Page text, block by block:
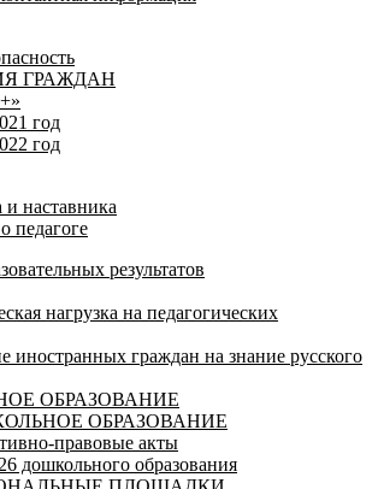
ГРАЖДАН
год
год
и наставника
педагоге
результатов
нагрузка на педагогических
иностранных граждан на знание русского
ОБРАЗОВАНИЕ
ОБРАЗОВАНИЕ
правовые акты
дошкольного образования